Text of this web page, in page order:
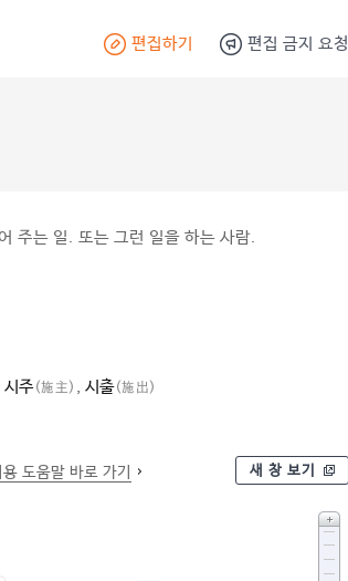
편집하기 편집 금지 요청
주는 일. 또는 그런 일을 하는 사람.
시주 (施主) , 시출(施出)
도움말 바로 가기 새 창 보기